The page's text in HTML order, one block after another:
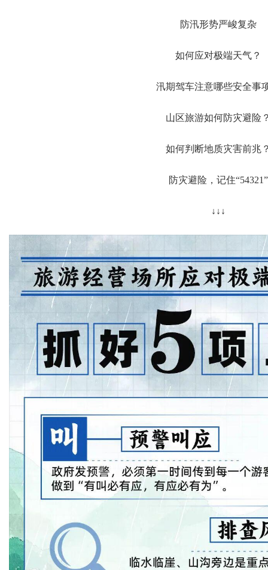
防汛形势严峻复杂
如何应对极端天气？
汛期驾车注意哪些安全事
山区旅游如何防灾避险
如何判断地质灾害前兆
防灾避险，记住“54321”
↓↓↓